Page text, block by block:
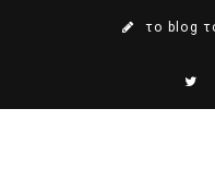
το blog